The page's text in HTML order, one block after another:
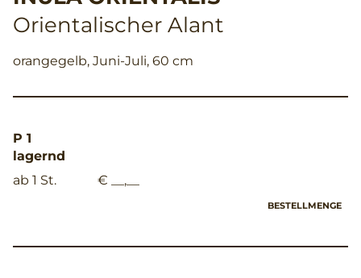
Orientalischer Alant
orangegelb, Juni-Juli, 60 cm
P 1
lagernd
ab 1 St.
€ __,__
BESTELLMENGE